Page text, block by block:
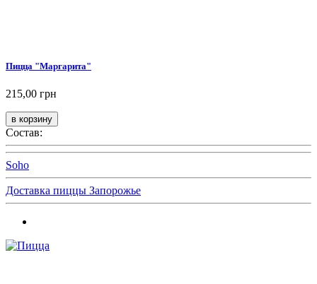
Пицца "Маргарита"
215,00 грн
Состав:
Soho
Доставка пиццы Запорожье